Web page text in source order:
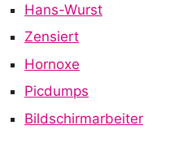
Hans-Wurst
Zensiert
Hornoxe
Picdumps
Bildschirmarbeiter